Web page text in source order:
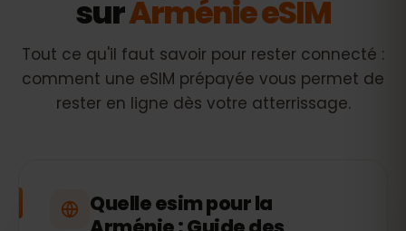
surArménie eSIM
Tout ce qu'il faut savoir pour rester connecté :
comment une eSIM prépayée vous permet de
rester en ligne dès votre atterrissage.
Quelle esim pour la